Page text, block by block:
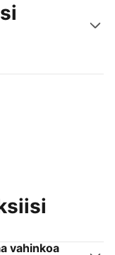
vahinkoa